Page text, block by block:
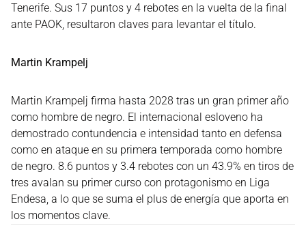
Tenerife. Sus 17 puntos y 4 rebotes en la vuelta de la final
ante PAOK, resultaron claves para levantar el título.
Martin Krampelj
Martin Krampelj firma hasta 2028 tras un gran primer año
como hombre de negro. El internacional esloveno ha
demostrado contundencia e intensidad tanto en defensa
como en ataque en su primera temporada como hombre
de negro. 8.6 puntos y 3.4 rebotes con un 43.9% en tiros de
tres avalan su primer curso con protagonismo en Liga
Endesa, a lo que se suma el plus de energía que aporta en
los momentos clave.